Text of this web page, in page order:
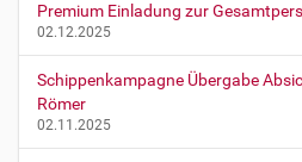
Premium Einladung zur
02.12.2025
Schippenkampagne Übergabe
Römer
02.11.2025